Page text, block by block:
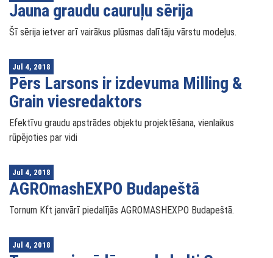
Jauna graudu cauruļu sērija
Šī sērija ietver arī vairākus plūsmas dalītāju vārstu modeļus.
Jul 4, 2018
Pērs Larsons ir izdevuma Milling &
Grain viesredaktors
Efektīvu graudu apstrādes objektu projektēšana, vienlaikus
rūpējoties par vidi
Jul 4, 2018
AGROmashEXPO Budapeštā
Tornum Kft janvārī piedalījās AGROMASHEXPO Budapeštā.
Jul 4, 2018